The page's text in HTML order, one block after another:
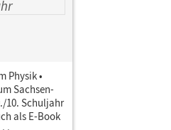
Physik •
Sachsen-
10. Schuljahr
als E-Book